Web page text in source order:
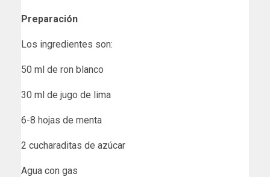
Preparación
Los ingredientes son:
50 ml de ron blanco
30 ml de jugo de lima
6-8 hojas de menta
2 cucharaditas de azúcar
Agua con gas